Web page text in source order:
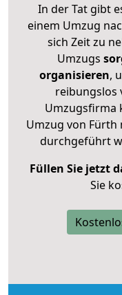
In der Tat gibt
einem Umzug
sich Zeit zu
Umzugs
organisieren,
reibungslos
Umzugsfirma
Umzug von
durchgeführt
Füllen Sie jetzt
Sie